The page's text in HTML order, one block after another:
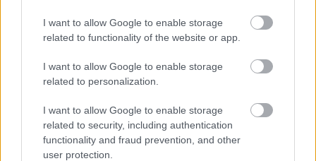
I want to allow Google to enable storage
related to functionality of the website or app.
I want to allow Google to enable storage
related to personalization.
I want to allow Google to enable storage
related to security, including authentication
functionality and fraud prevention, and other
user protection.
postaládájába érkezik!
A SZOL24 legfrissebb 24 cikke
Szolnokon egy kulcsfontosságú körforgalmat részlegesen
lezárnak a napokban, a közlekedés az átlagost is meghaladó
mértékben lebénul